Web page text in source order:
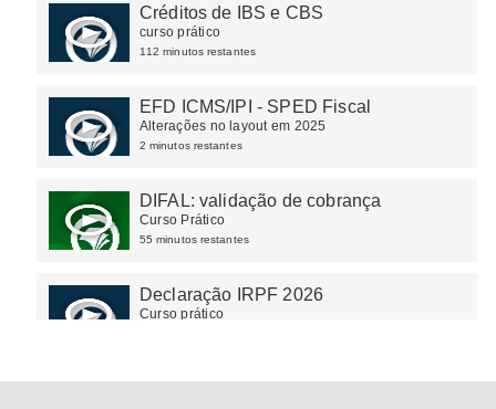
Créditos de IBS e CBS
curso prático
112 minutos restantes
EFD ICMS/IPI - SPED Fiscal
Alterações no layout em 2025
2 minutos restantes
DIFAL: validação de cobrança
Curso Prático
55 minutos restantes
Declaração IRPF 2026
Curso prático